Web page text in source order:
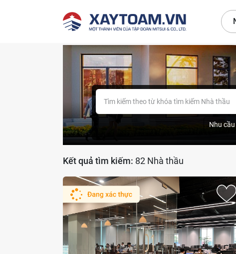
Tìm kiếm theo từ khóa tìm kiếm Nhà thầu
Nhu
Kết quả tìm kiếm: 82 Nhà thầu